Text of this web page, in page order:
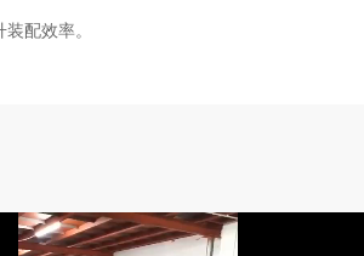
配效率。